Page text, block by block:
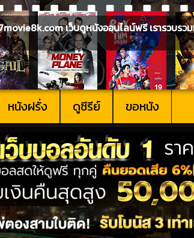
เว็บดูหนังออนไลน์ฟรี เรารวบร
หนังฝรั่ง ดูซีรีย์ ขอหนัง